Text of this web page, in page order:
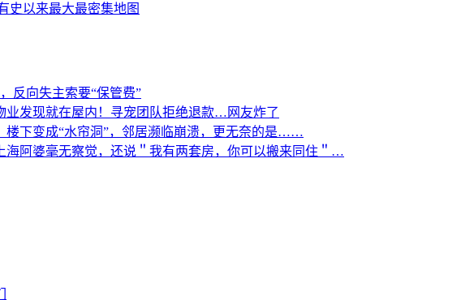
史以来最大最密集地图
反向失主索要“保管费”
业发现就在屋内！寻宠团队拒绝退款…网友炸了
楼下变成“水帘洞”，邻居濒临崩溃，更无奈的是……
海阿婆毫无察觉，还说＂我有两套房，你可以搬来同住＂…